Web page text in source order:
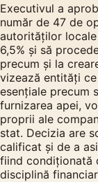
Executivul a
număr de 47 de
autorităților
6,5% și să
precum și la
vizează entități
esențiale precum
furnizarea apei,
proprii ale
stat. Decizia are
calificat și de a
fiind condiționată
disciplină